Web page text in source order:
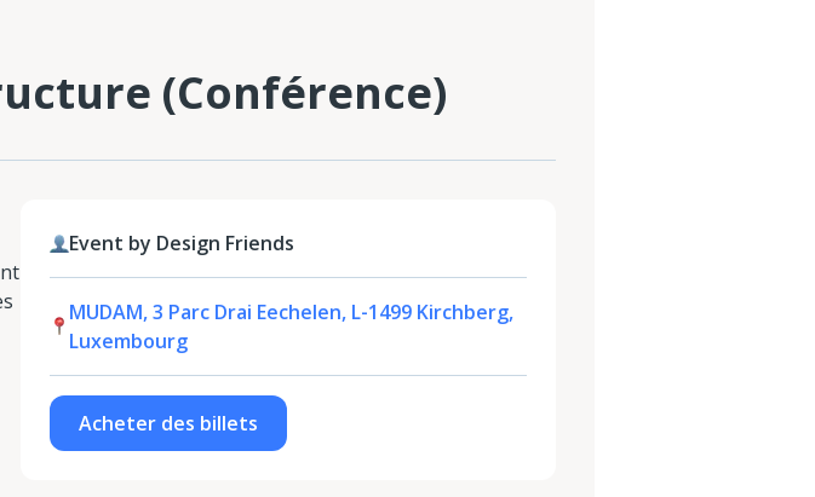
(Conférence)
Event by Design Friends
MUDAM, 3 Parc Drai Eechelen, L-1499 Kirchberg,
Luxembourg
Acheter des billets